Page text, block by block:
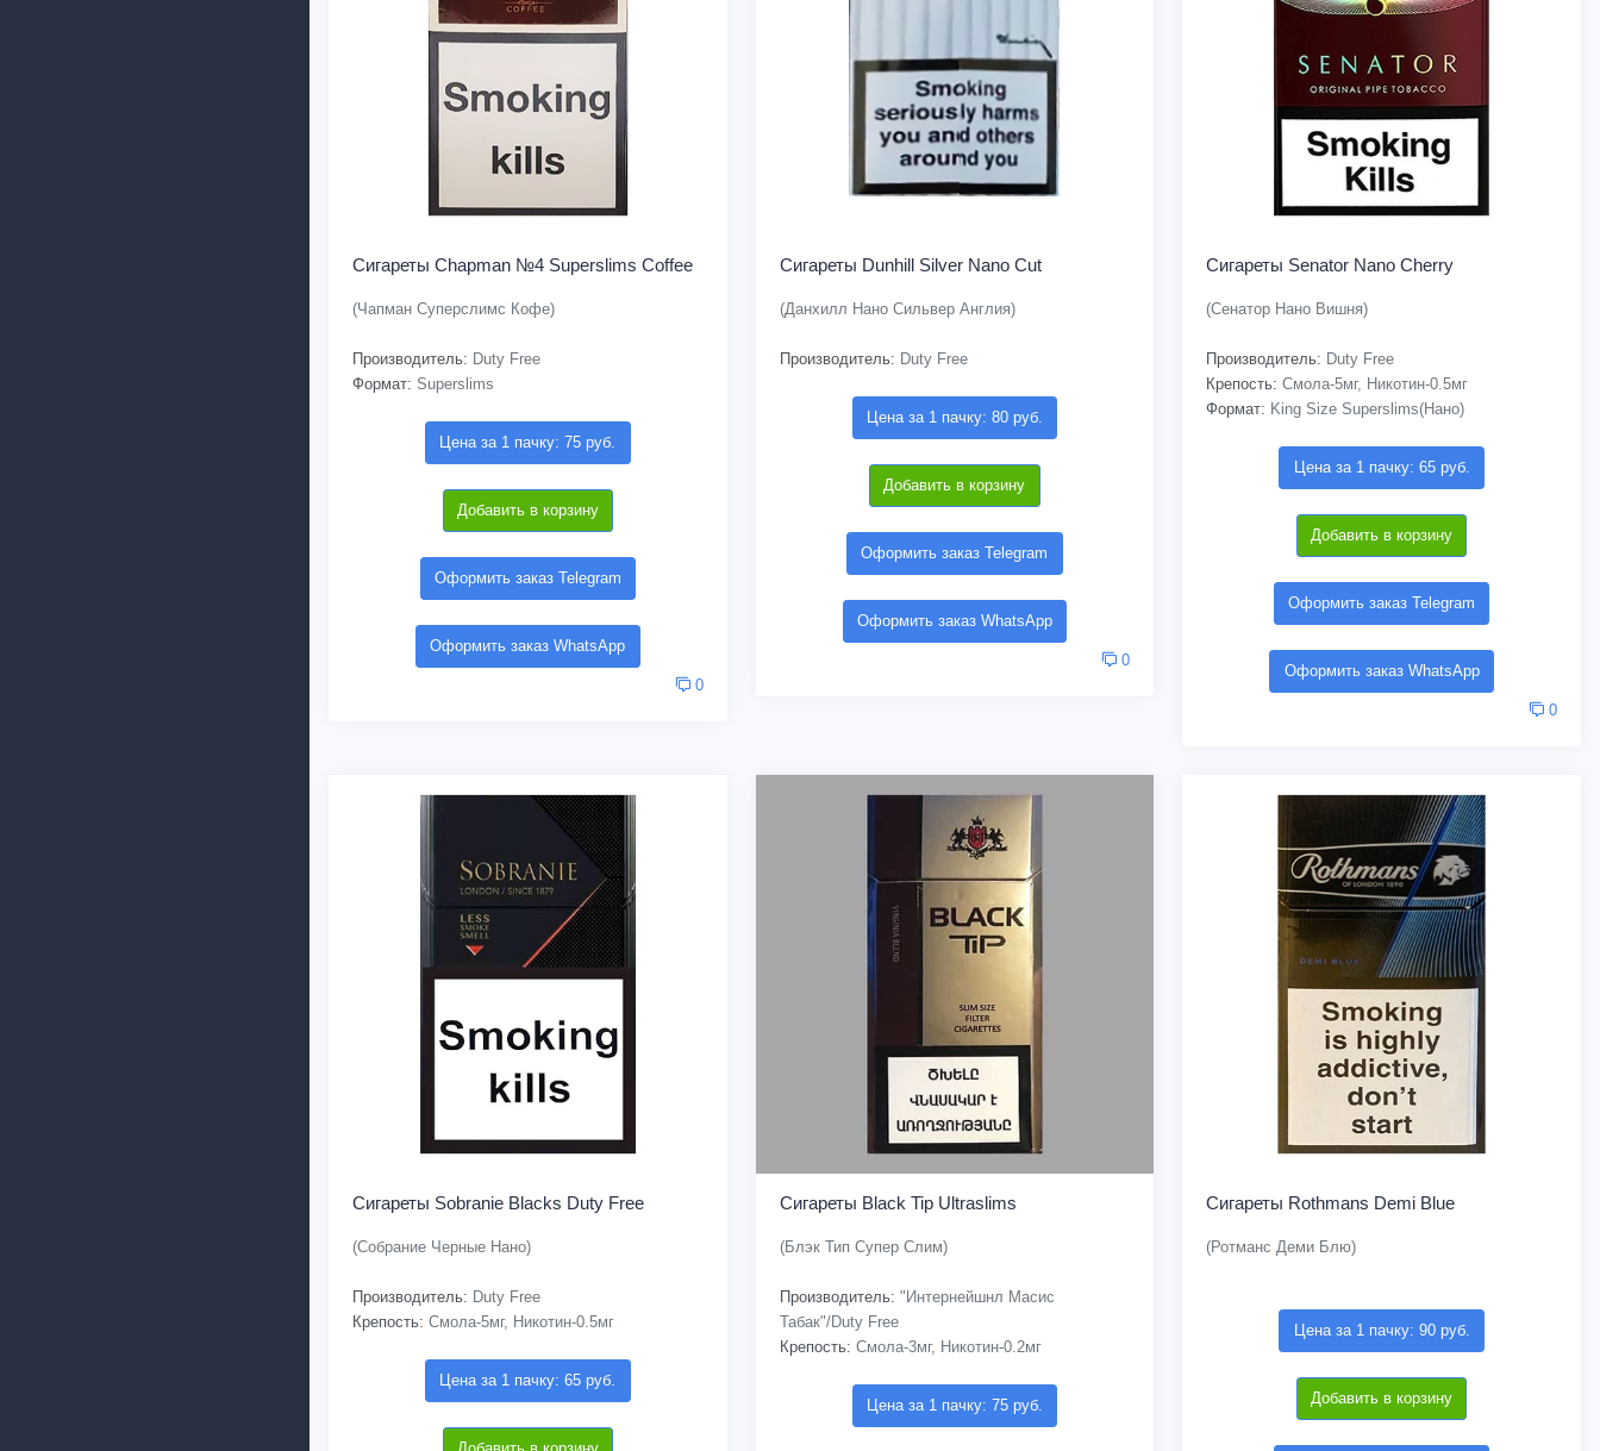
Сигареты Chapman №4 Superslims Coffee
(Чапман Суперслимс Кофе)
Производитель: Duty Free
Формат: Superslims
Цена за 1 пачку: 75 руб.
Добавить в корзину
Оформить заказ Telegram
Оформить заказ WhatsApp
0
Сигареты Dunhill Silver Nano Cut
(Данхилл Нано Сильвер Англия)
Производитель: Duty Free
Цена за 1 пачку: 80 руб.
Добавить в корзину
Оформить заказ Telegram
Оформить заказ WhatsApp
0
Сигареты Senator Nano Cherry
(Сенатор Нано Вишня)
Производитель: Duty Free
Крепость: Смола-5мг, Никотин-0.5мг
Формат: King Size Superslims(Нано)
Цена за 1 пачку: 65 руб.
Добавить в корзину
Оформить заказ Telegram
Оформить заказ WhatsApp
0
Сигареты Sobranie Blacks Duty Free
(Собрание Черные Нано)
Производитель: Duty Free
Крепость: Смола-5мг, Никотин-0.5мг
Цена за 1 пачку: 65 руб.
Сигареты Black Tip Ultraslims
(Блэк Тип Супер Слим)
Производитель: "Интернейшнл Масис
Табак"/Duty Free
Крепость: Смола-3мг, Никотин-0.2мг
Цена за 1 пачку: 75 руб.
Сигареты Rothmans Demi Blue
(Ротманс Деми Блю)
Цена за 1 пачку: 90 руб.
Добавить в корзину